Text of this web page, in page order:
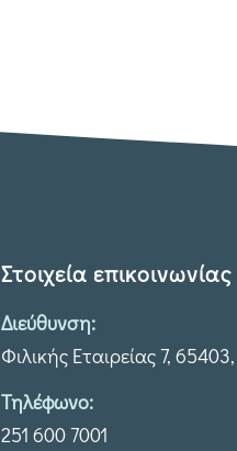
Στοιχεία επικοινωνίας
Διεύθυνση:
Φιλικής Εταιρείας 7,
Τηλέφωνο:
251 600 7001